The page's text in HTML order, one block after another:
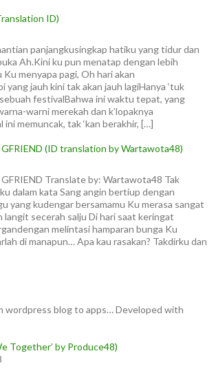
ID)
panjangkusingkap hatiku yang tidur dan
Ah.Kini ku pun menatap dengan lebih
menyapa pagi, Oh hari akan
yang jauh kini tak akan jauh lagiHanya ‘tuk
festivalBahwa ini waktu tepat, yang
warni merekah dan k’lopaknya
memuncak, tak ‘kan berakhir, […]
GFRIEND (ID translation by Wartawota48)
GFRIEND Translate by: Wartawota48 Tak
dalam kata Sang angin bertiup dengan
yang kudengar bersamamu Ku merasa sangat
langit secerah salju Di hari saat keringat
melintasi hamparan bunga Ku
di manapun… Apa kau rasakan? Takdirku dan
wordpress blog to apps… Developed with
Together’ by Produce48)